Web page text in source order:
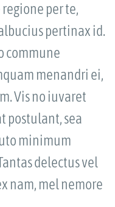
per te,
pertinax id.
commune
menandri ei,
Vis no iuvaret
postulant, sea
minimum
delectus vel
nam, mel nemore